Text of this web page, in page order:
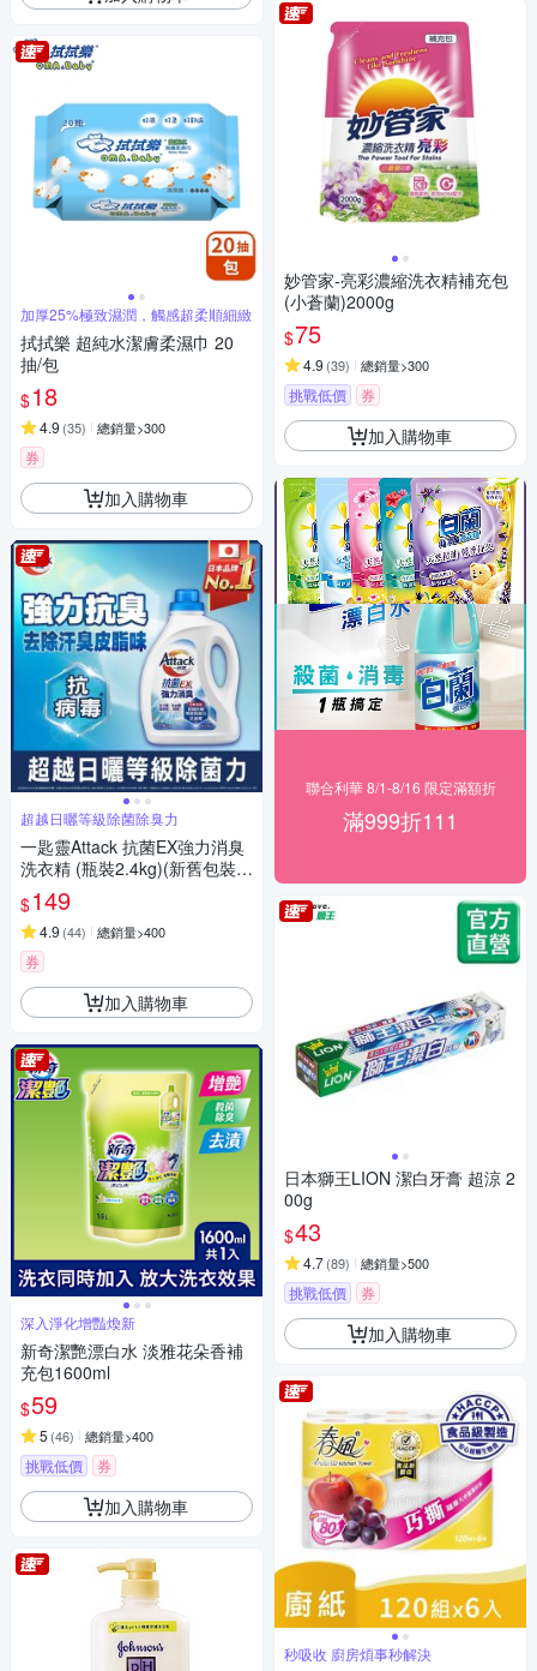
加厚25%極致濕潤，觸感超柔順細緻
拭拭樂 超純水潔膚柔濕巾 20
抽/包
$18
4.9 (35) 總銷量>300
券
加入購物車
超越日曬等級除菌除臭力
一匙靈Attack 抗菌EX強力消臭
洗衣精 (瓶裝2.4kg)(新舊包裝混
出)
$149
4.9 (44) 總銷量>400
券
加入購物車
深入淨化增豔煥新
新奇潔艷漂白水 淡雅花朵香補
充包1600ml
$59
5 (46) 總銷量>400
挑戰低價 券
加入購物車
妙管家-亮彩濃縮洗衣精補充包
(小蒼蘭)2000g
$75
4.9 (39) 總銷量>300
挑戰低價 券
加入購物車
聯合利華 8/1-8/16 限定滿額折
滿999折111
日本獅王LION 潔白牙膏 超涼 2
00g
$43
4.7(89) 總銷量>500
挑戰低價 券
加入購物車
秒吸收 廚房煩事秒解決